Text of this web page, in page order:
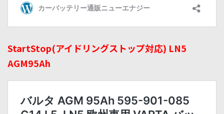
StartStop(アイドリングストップ対応) LN5
AGM95Ah